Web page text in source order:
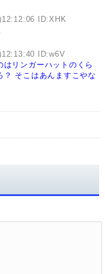
ID:XHK
ID:w6V
はリンガーハットのくら
？ そこはあんますこやな